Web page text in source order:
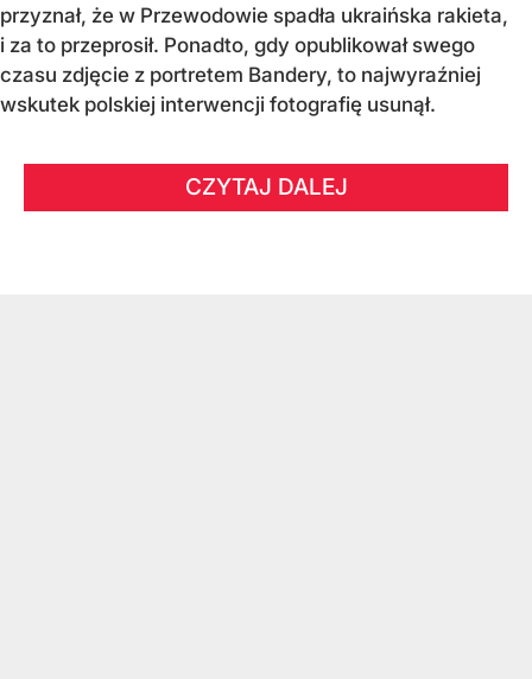
przyznał, że w Przewodowie spadła ukraińska rakieta,
i za to przeprosił. Ponadto, gdy opublikował swego
czasu zdjęcie z portretem Bandery, to najwyraźniej
wskutek polskiej interwencji fotografię usunął.
CZYTAJ DALEJ